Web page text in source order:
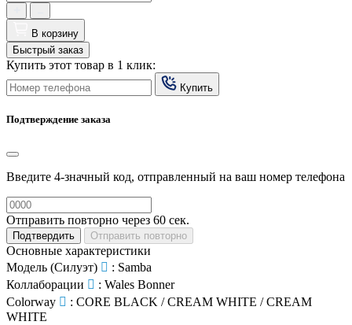
В корзину
Быстрый заказ
Купить этот товар в 1 клик:
Купить
Подтверждение заказа
Введите 4-значный код, отправленный на ваш номер телефона
Отправить повторно через 60 сек.
Подтвердить Отправить повторно
Основные характеристики
Модель (Силуэт)
: Samba
Коллаборации
: Wales Bonner
Colorway
: CORE BLACK / CREAM WHITE / CREAM
WHITE